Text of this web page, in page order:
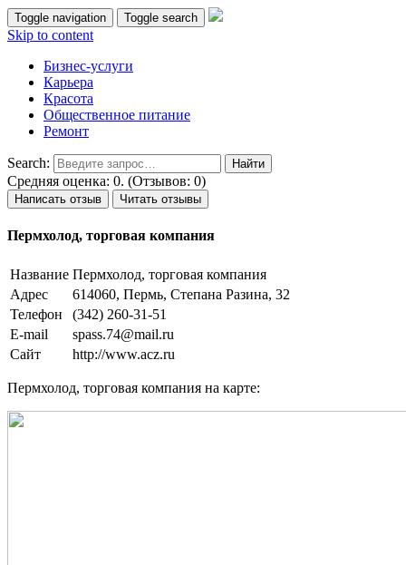
Toggle navigation Toggle search
Skip to content
Бизнес-услуги
Карьера
Красота
Общественное питание
Ремонт
Search:
Средняя оценка: 0. (Отзывов: 0)
Написать отзыв Читать отзывы
Пермхолод, торговая компания
Название Пермхолод, торговая компания
Адрес
614060, Пермь, Степана Разина, 32
Телефон
(342) 260-31-51
E-mail
spass.74@mail.ru
Сайт
http://www.acz.ru
Пермхолод, торговая компания на карте: